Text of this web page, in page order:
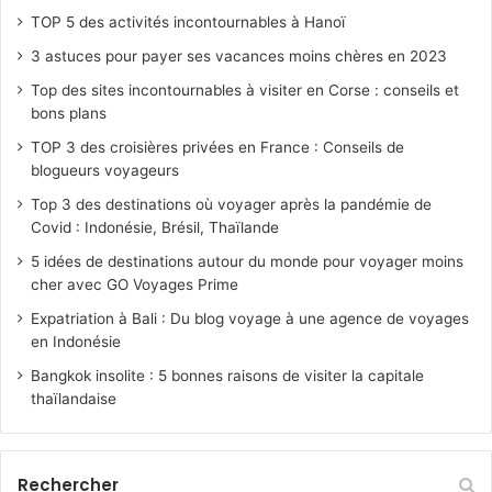
TOP 5 des activités incontournables à Hanoï
3 astuces pour payer ses vacances moins chères en 2023
Top des sites incontournables à visiter en Corse : conseils et
bons plans
TOP 3 des croisières privées en France : Conseils de
blogueurs voyageurs
Top 3 des destinations où voyager après la pandémie de
Covid : Indonésie, Brésil, Thaïlande
5 idées de destinations autour du monde pour voyager moins
cher avec GO Voyages Prime
Expatriation à Bali : Du blog voyage à une agence de voyages
en Indonésie
Bangkok insolite : 5 bonnes raisons de visiter la capitale
thaïlandaise
Rechercher